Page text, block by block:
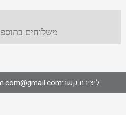
משלוחים
ליצירת קשר: